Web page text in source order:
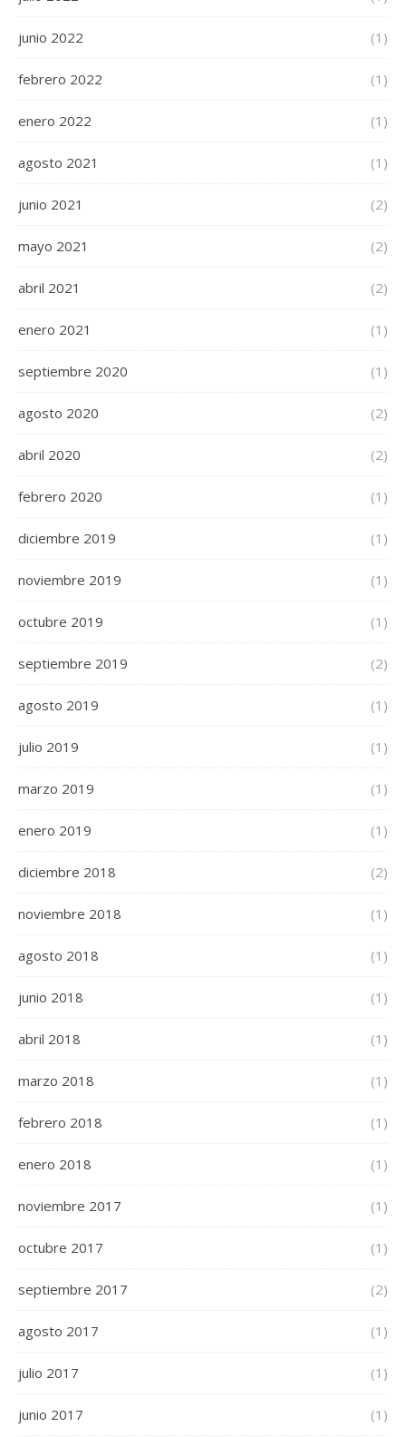
junio 2022 (1)
febrero 2022 (1)
enero 2022 (1)
agosto 2021 (1)
junio 2021 (2)
mayo 2021 (2)
abril 2021 (2)
enero 2021 (1)
septiembre 2020 (1)
agosto 2020 (2)
abril 2020 (2)
febrero 2020 (1)
diciembre 2019 (1)
noviembre 2019 (1)
octubre 2019 (1)
septiembre 2019 (2)
agosto 2019 (1)
julio 2019 (1)
marzo 2019 (1)
enero 2019 (1)
diciembre 2018 (2)
noviembre 2018 (1)
agosto 2018 (1)
junio 2018 (1)
abril 2018 (1)
marzo 2018 (1)
febrero 2018 (1)
enero 2018 (1)
noviembre 2017 (1)
octubre 2017 (1)
septiembre 2017 (2)
agosto 2017 (1)
julio 2017 (1)
junio 2017 (1)